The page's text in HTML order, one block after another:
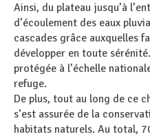
Ainsi, du plateau jusqu’à
d’écoulement des eaux
cascades grâce auxquelles
développer en toute sérénité.
protégée à l’échelle
refuge.
De plus, tout au long de ce
s’est assurée de la
habitats naturels. Au total,